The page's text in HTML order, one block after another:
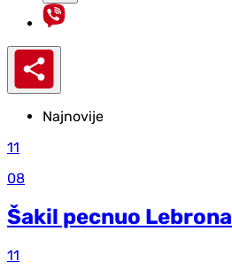
Najnovije
11
08
Šakil pecnuo Lebrona
11